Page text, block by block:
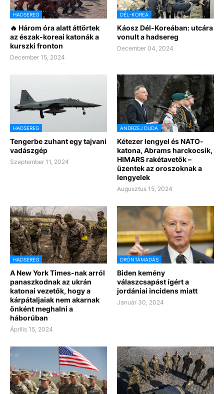
HADSEREG
🔥 Három óra alatt áttörtek
az észak-koreai katonák a
kurszki fronton
December 15, 2024
DÉL-KOREA
Káosz Dél-Koreában: utcára
vonult a hadsereg
December 04, 2024
HADSEREG
Tengerbe zuhant egy tajvani
vadászgép
Szeptember 11, 2024
ANDRZEJ DUDA
Kétezer lengyel és NATO-
katona, Abrams harckocsik,
HIMARS rakétavetők –
üzentek az oroszoknak a
lengyelek
Augusztus 15, 2024
HADSEREG
A New York Times-nak arról
panaszkodnak az ukrán
katonai vezetők, hogy a
kárpátaljaiak nem akarnak
önként meghalni a
háborúban
Április 15, 2024
DRÓNTÁMADÁS
Biden kemény
válaszcsapást ígért a
jordániai incidens miatt
Január 30, 2024